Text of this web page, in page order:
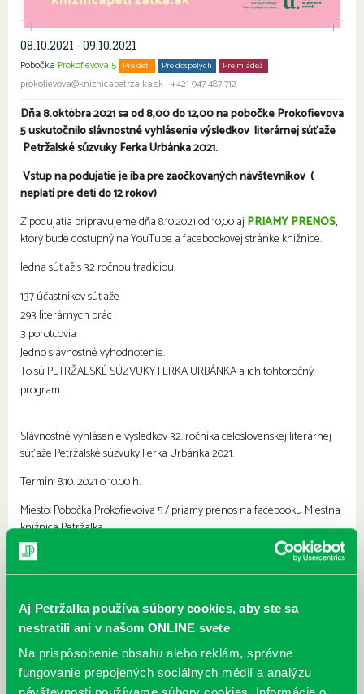
Aj Petržalka používa súbory cookies, aby ste sa
nestratili ani v našom ONLINE svete
Na prispôsobenie obsahu alebo reklám, správne
fungovanie prepojených sociálnych médií a analýzu
08.10.2021 - 09.10.2021
Pobočka Prokofievova 5 Pre deti Pre dospelých Pre mládež
prokofievova@kniznicapetrzalka.sk | +421 947 487 712
Dňa 8.októbra 2021 sa od 8,00 do 12,00na pobočke Prokofievova
5uskutočnilo slávnostné vyhlásenie výsledkov literárnej súťaže
Petržalské súzvuky Ferka Urbánka 2021.
Vstup na podujatie je iba pre zaočkovaných návštevníkov (
neplatí pre deti do 12 rokov)
Z podujatia pripravujeme dňa 8.10.2021 od 10,00 aj PRIAMY PRENOS,
ktorý bude dostupný na YouTube a facebookovej stránke knižnice.
Jedna súťaž s 32 ročnou tradíciou.
137 účastníkov súťaže
293 literárnych prác
3 porotcovia
Jedno slávnostné vyhodnotenie.
To sú PETRŽALSKÉ SÚZVUKY FERKA URBÁNKA a ich tohtoročný
program.
Slávnostné vyhlásenie výsledkov 32. ročníka celoslovenskej literárnej
súťaže Petržalské súzvuky Ferka Urbánka 2021.
Termín: 8.10. 2021 o 10.00 h.
Miesto: Pobočka Prokofievoiva 5 / priamy prenos na facebooku Miestna
knižnica Petržalka
ocenenými autormi
Termín: 8.10. 2021 o 11.30 h.
Miesto: knižnica Prokofievova 5